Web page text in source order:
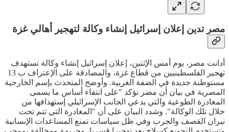
مصر تدين إعلان إسرائيل إنشاء وكالة لتهجير أهالي غزة
أدانت مصر، يوم أمس الإثنين، إعلان إسرائيل إنشاء وكالة تستهدف
تهجير الفلسطينيين من قطاع غزة، والمصادقة على الإعتراف ب 13
مستوطنة جديدة في الضفة الغربية. وأوضح المتحدث بإسم الخارجية
المصرية في بيان أن مصر تؤكد "على انتفاء أساس ما يسمى
المغادرة الطوعية والتي يدعي الجانب الإسرائيلي إستهدافها من
خلال تلك الوكالة". وشدد البيان على أن "المغادرة التي تتم تحت
نيران القصف والحرب وفي ظل سياسات تمنع المساعدات الإنسانية